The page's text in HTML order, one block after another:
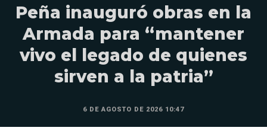
Peña inauguró obras en la
Armada para “mantener
vivo el legado de quienes
sirven a la patria”
6 DE AGOSTO DE 2026 10:47